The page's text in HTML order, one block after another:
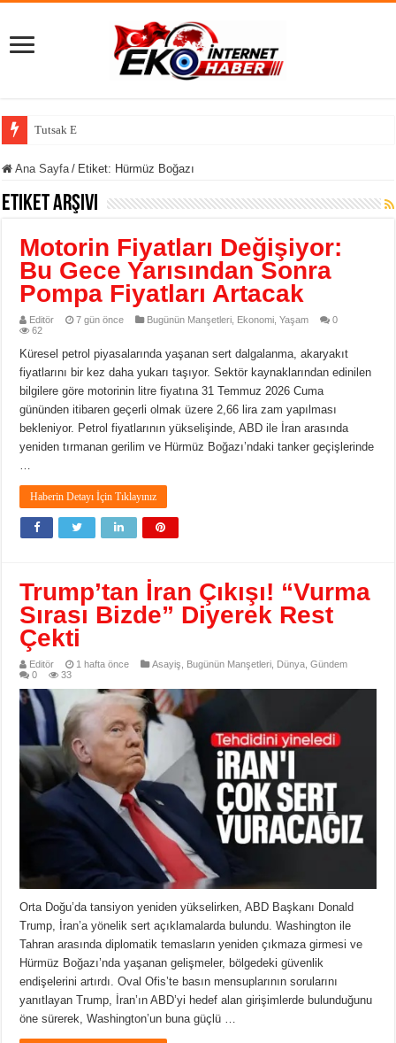
Tutsak Edilen Bir Ruhun Yeniden Diriliş Hikayesi!
Ana Sayfa / Etiket: Hürmüz Boğazı
Etiket Arşivi
Motorin Fiyatları Değişiyor:
Bu Gece Yarısından Sonra
Pompa Fiyatları Artacak
Editör 7 gün önce Bugünün Manşetleri Ekonomi ,Yaşam
0
62
Küresel petrol piyasalarında yaşanan sert dalgalanma, akaryakıt
fiyatlarını bir kez daha yukarı taşıyor. Sektör kaynaklarından edinilen
bilgilere göre motorinin litre fiyatına 31 Temmuz 2026 Cuma
gününden itibaren geçerli olmak üzere 2,66 lira zam yapılması
bekleniyor. Petrol fiyatlarının yükselişinde, ABD ile İran arasında
yeniden tırmanan gerilim ve Hürmüz Boğazı’ndaki tanker geçişlerinde
…
Haberin Detayı İçin Tıklayınız
Trump’tan İran Çıkışı! “Vurma
Sırası Bizde” Diyerek Rest
Çekti
Editör 1 hafta önce Asayiş Bugünün Manşetleri Dünya ,Gündem
0
33
Orta Doğu’da tansiyon yeniden yükselirken, ABD Başkanı Donald
Trump, İran’a yönelik sert açıklamalarda bulundu. Washington ile
Tahran arasında diplomatik temasların yeniden çıkmaza girmesi ve
Hürmüz Boğazı’nda yaşanan gelişmeler, bölgedeki güvenlik
endişelerini artırdı. Oval Ofis’te basın mensuplarının sorularını
yanıtlayan Trump, İran’ın ABD’yi hedef alan girişimlerde bulunduğunu
öne sürerek, Washington’un buna güçlü …